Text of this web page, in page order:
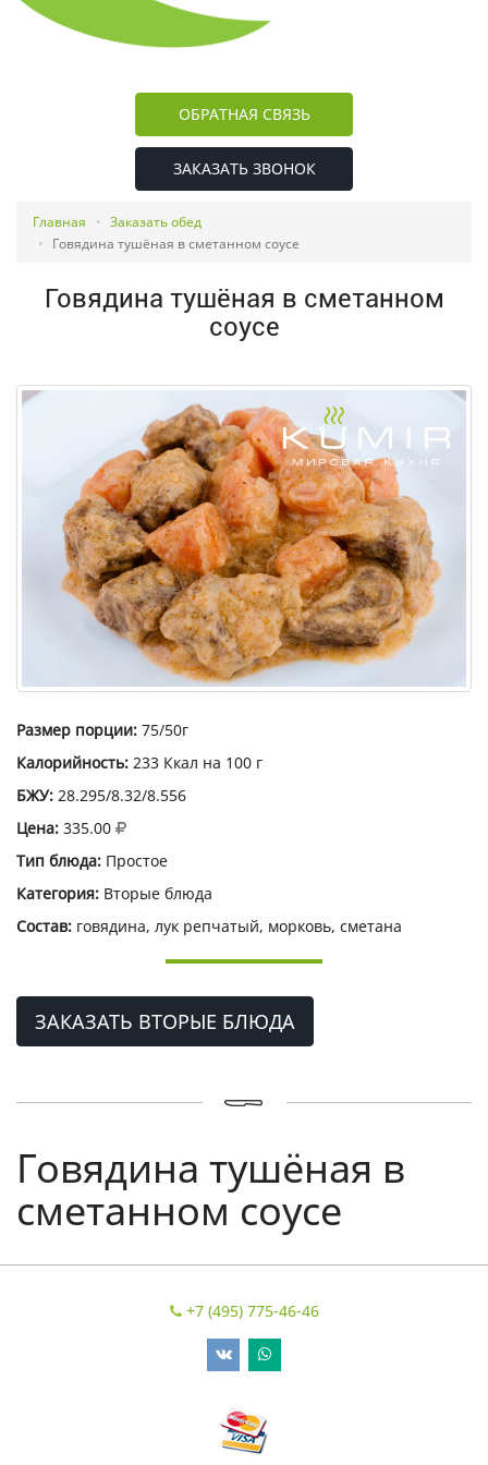
ОБРАТНАЯ СВЯЗЬ
ЗАКАЗАТЬ ЗВОНОК
Главная
Заказать обед
Говядина тушёная в сметанном соусе
Говядина тушёная в сметанном
соусе
Размер порции: 75/50г
Калорийность: 233 Ккал на 100 г
БЖУ: 28.295/8.32/8.556
Цена: 335.00
Тип блюда: Простое
Категория: Вторые блюда
Состав: говядина, лук репчатый, морковь, сметана
ЗАКАЗАТЬ ВТОРЫЕ БЛЮДА
Говядина тушёная в
сметанном соусе
+7 (495) 775-46-46